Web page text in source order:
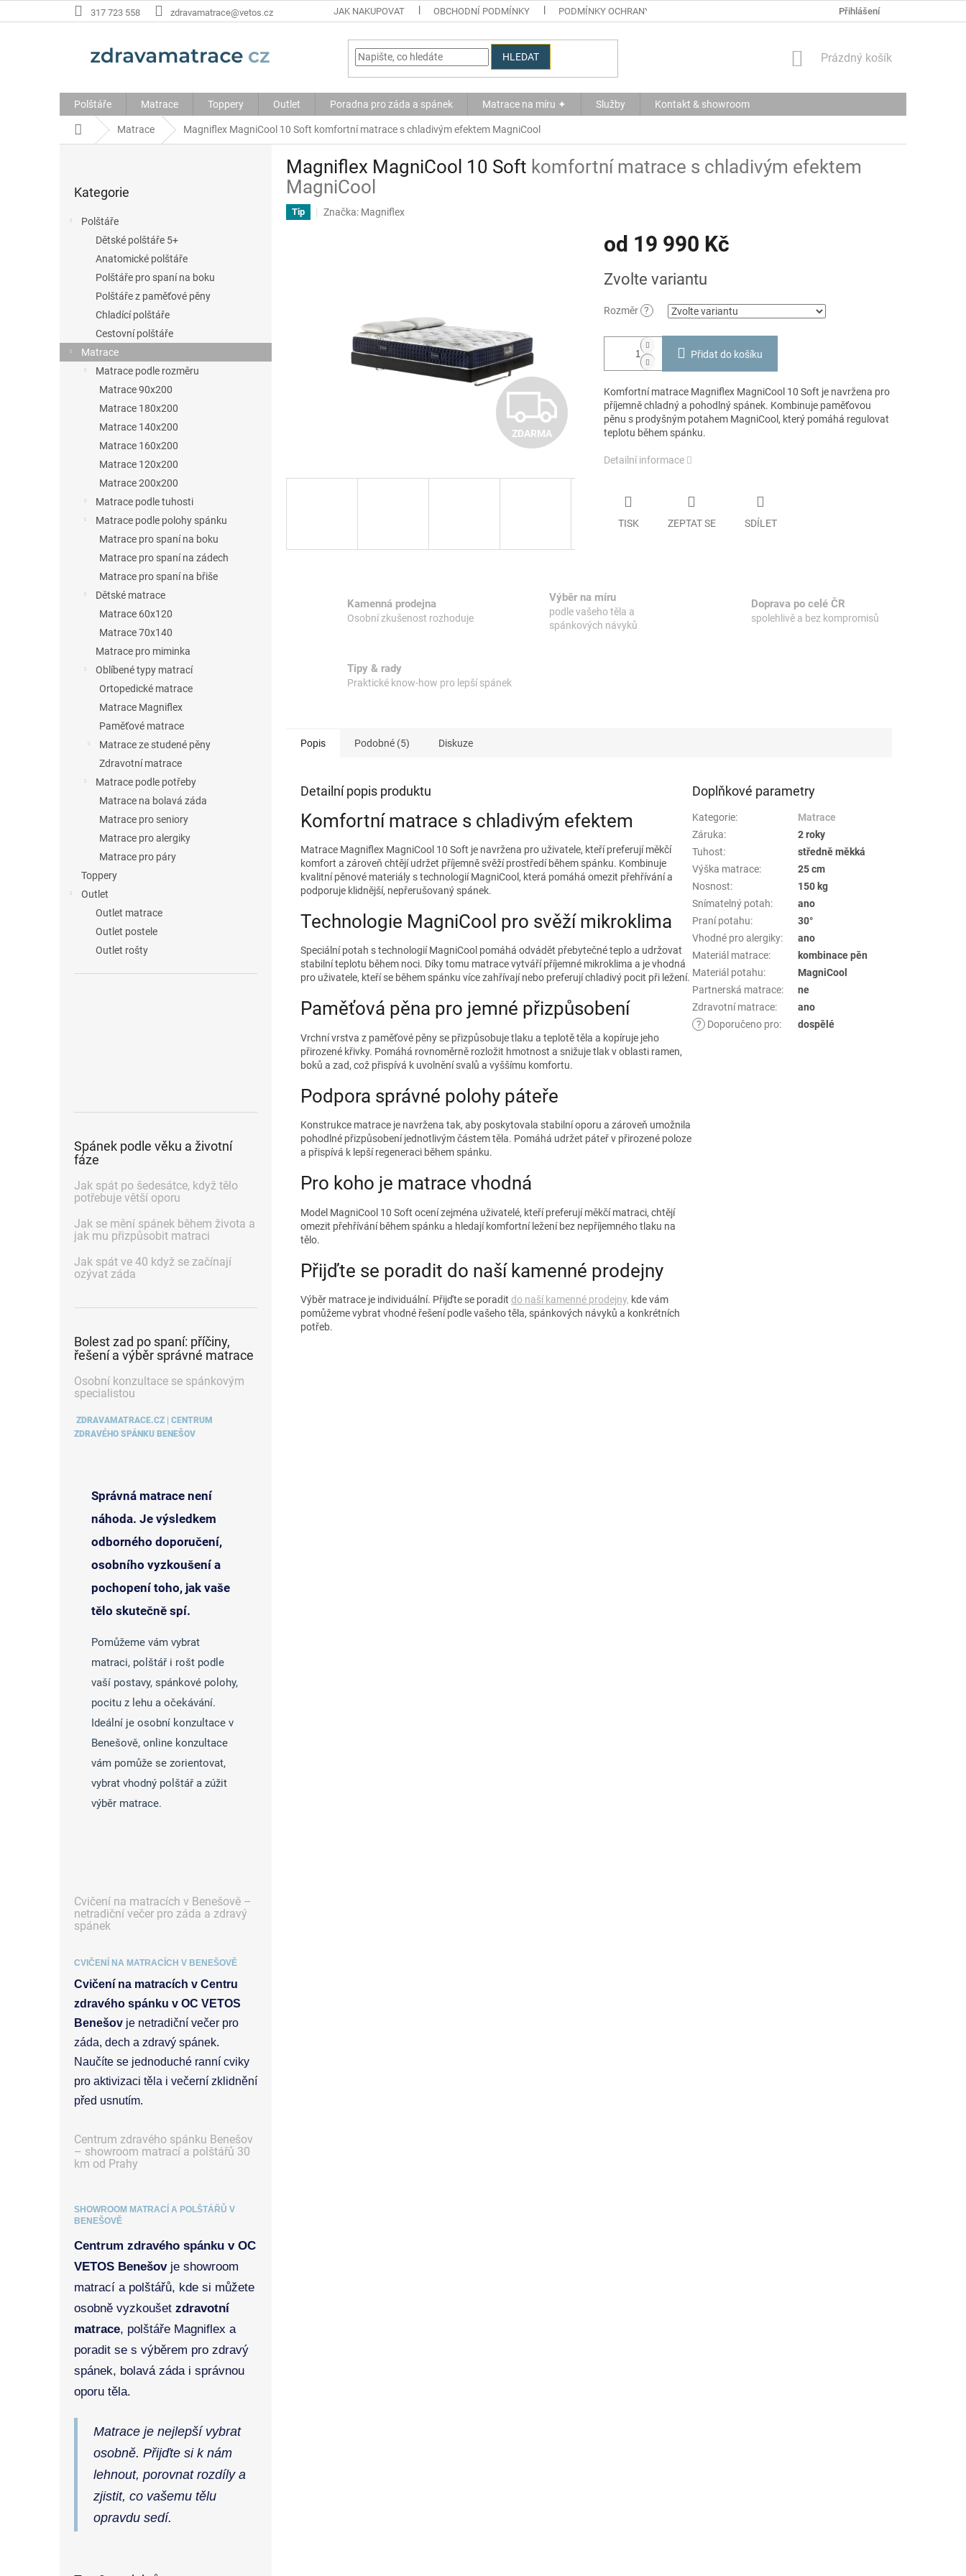
na
317 723 558 zdravamatrace@vetos.cz JAK NAKUPOVAT OBCHODNÍ PODMÍNKY PODMÍNKY OCHRANY OSOBNÍCH ÚDAJŮ Přihlášení
HLEDAT
NÁKUPNÍ
Prázdný košík
Polštáře Matrace Toppery Outlet Poradna pro záda a spánek Matrace na míru ✦ Služby Kontakt & showroom
Domů Matrace Magniflex MagniCool 10 Soft komfortní matrace s chladivým efektem MagniCool
kategorie
Kategorie
Polštáře
Dětské polštáře 5+
Anatomické polštáře
Polštáře pro spaní na boku
Polštáře z paměťové pěny
Chladící polštáře
Cestovní polštáře
Matrace
Matrace podle rozměru
Matrace 90x200
Matrace 180x200
Matrace 140x200
Matrace 160x200
Matrace 120x200
Matrace 200x200
Matrace podle tuhosti
Matrace podle polohy spánku
Matrace pro spaní na boku
Matrace pro spaní na zádech
Matrace pro spaní na břiše
Dětské matrace
Matrace 60x120
Matrace 70x140
Matrace pro miminka
Oblíbené typy matrací
Ortopedické matrace
Matrace Magniflex
Paměťové matrace
Matrace ze studené pěny
Zdravotní matrace
Matrace podle potřeby
Matrace na bolavá záda
Matrace pro seniory
Matrace pro alergiky
Matrace pro páry
Toppery
Outlet
Outlet matrace
Outlet postele
Outlet rošty
Spánek podle věku a životní
fáze
Jak spát po šedesátce, když tělo
potřebuje větší oporu
Jak se mění spánek během života a
jak mu přizpůsobit matraci
Jak spát ve 40 když se začínají
ozývat záda
Bolest zad po spaní: příčiny,
řešení a výběr správné matrace
Osobní konzultace se spánkovým
specialistou
ZDRAVAMATRACE.CZ | CENTRUM
ZDRAVÉHO SPÁNKU BENEŠOV
Správná matrace není
náhoda. Je výsledkem
odborného doporučení,
osobního vyzkoušení a
pochopení toho, jak vaše
tělo skutečně spí.
Pomůžeme vám vybrat
matraci, polštář i rošt podle
vaší postavy, spánkové polohy,
pocitu z lehu a očekávání.
Ideální je osobní konzultace v
Benešově, online konzultace
vám pomůže se zorientovat,
vybrat vhodný polštář a zúžit
výběr matrace.
Cvičení na matracích v Benešově –
netradiční večer pro záda a zdravý
spánek
CVIČENÍ NA MATRACÍCH V BENEŠOVĚ
Cvičení na matracích v Centru
zdravého spánku v OC VETOS
Benešov je netradiční večer pro
záda, dech a zdravý spánek.
Naučíte se jednoduché ranní cviky
pro aktivizaci těla i večerní zklidnění
před usnutím.
Centrum zdravého spánku Benešov
– showroom matrací a polštářů 30
km od Prahy
SHOWROOM MATRACÍ A POLŠTÁŘŮ V
BENEŠOVĚ
Centrum zdravého spánku v OC
VETOS Benešovje showroom
matrací a polštářů, kde si můžete
osobně vyzkoušet zdravotní
matrace, polštáře Magniflex a
poradit se s výběrem pro zdravý
spánek, bolavá záda i správnou
oporu těla.
Matrace je nejlepší vybrat
osobně. Přijďte si k nám
lehnout, porovnat rozdíly a
zjistit, co vašemu tělu
opravdu sedí.
Magniflex MagniCool 10 Soft komfortní matrace s chladivým efektem
MagniCool
Tip Značka: Magniflex
Z
D
R
M
ZDARMA
od 19 990 Kč
cena:
Zvolte variantu
Rozměr ?
Přidat do košíku
Komfortní matrace Magniflex MagniCool 10 Soft je navržena pro
příjemně chladný a pohodlný spánek. Kombinuje paměťovou
pěnu s prodyšným potahem MagniCool, který pomáhá regulovat
teplotu během spánku.
Detailní informace
TISK ZEPTAT SE SDÍLET
Kamenná prodejna
Osobní zkušenost rozhoduje
Výběr na míru
podle vašeho těla a
spánkových návyků
Doprava po celé ČR
spolehlivě a bez kompromisů
Tipy & rady
Praktické know-how pro lepší spánek
Popis Podobné (5) Diskuze
Detailní popis produktu
Komfortní matrace s chladivým efektem
Matrace Magniflex MagniCool 10 Soft je navržena pro uživatele, kteří preferují měkčí
komfort a zároveň chtějí udržet příjemně svěží prostředí během spánku. Kombinuje
kvalitní pěnové materiály s technologií MagniCool, která pomáhá omezit přehřívání a
podporuje klidnější, nepřerušovaný spánek.
Technologie MagniCool pro svěží mikroklima
Speciální potah s technologií MagniCool pomáhá odvádět přebytečné teplo a udržovat
stabilní teplotu během noci. Díky tomu matrace vytváří příjemné mikroklima a je vhodná
pro uživatele, kteří se během spánku více zahřívají nebo preferují chladivý pocit při ležení.
Paměťová pěna pro jemné přizpůsobení
Vrchní vrstva z paměťové pěny se přizpůsobuje tlaku a teplotě těla a kopíruje jeho
přirozené křivky. Pomáhá rovnoměrně rozložit hmotnost a snižuje tlak v oblasti ramen,
boků a zad, což přispívá k uvolnění svalů a vyššímu komfortu.
Podpora správné polohy páteře
Konstrukce matrace je navržena tak, aby poskytovala stabilní oporu a zároveň umožnila
pohodlné přizpůsobení jednotlivým částem těla. Pomáhá udržet páteř v přirozené poloze
a přispívá k lepší regeneraci během spánku.
Pro koho je matrace vhodná
Model MagniCool 10 Soft ocení zejména uživatelé, kteří preferují měkčí matraci, chtějí
omezit přehřívání během spánku a hledají komfortní ležení bez nepříjemného tlaku na
tělo.
Přijďte se poradit do naší kamenné prodejny
Výběr matrace je individuální. Přijďte se poradit do naší kamenné prodejny, kde vám
pomůžeme vybrat vhodné řešení podle vašeho těla, spánkových návyků a konkrétních
potřeb.
Doplňkové parametry
Kategorie:
Matrace
Záruka:
2 roky
Tuhost:
středně měkká
Výška matrace:
25 cm
Nosnost:
150 kg
Snímatelný potah:
ano
Praní potahu:
30°
Vhodné pro alergiky:
ano
Materiál matrace:
kombinace pěn
Materiál potahu:
MagniCool
Partnerská matrace:
ne
Zdravotní matrace:
ano
?
Doporučeno pro: dospělé